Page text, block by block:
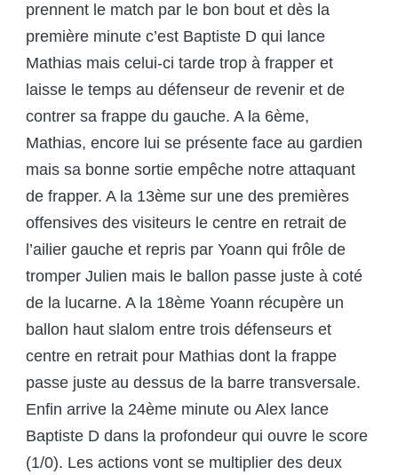
prennent le match par le bon bout et dès la
première minute c’est Baptiste D qui lance
Mathias mais celui-ci tarde trop à frapper et
laisse le temps au défenseur de revenir et de
contrer sa frappe du gauche. A la 6ème,
Mathias, encore lui se présente face au gardien
mais sa bonne sortie empêche notre attaquant
de frapper. A la 13ème sur une des premières
offensives des visiteurs le centre en retrait de
l’ailier gauche et repris par Yoann qui frôle de
tromper Julien mais le ballon passe juste à coté
de la lucarne. A la 18ème Yoann récupère un
ballon haut slalom entre trois défenseurs et
centre en retrait pour Mathias dont la frappe
passe juste au dessus de la barre transversale.
Enfin arrive la 24ème minute ou Alex lance
Baptiste D dans la profondeur qui ouvre le score
(1/0). Les actions vont se multiplier des deux